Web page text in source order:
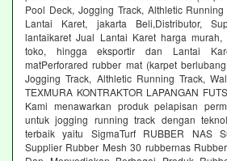
Pool Deck, Jogging Track, Althletic
Lantai Karet, jakarta Beli,Distributor,
lantaikaret Jual Lantai Karet harga murah,
toko, hingga eksportir dan Lantai
matPerforared rubber mat (karpet
Jogging Track, Althletic Running Track,
TEXMURA KONTRAKTOR LAPANGAN
Kami menawarkan produk pelapisan
untuk jogging running track dengan
terbaik yaitu SigmaTurf RUBBER NAS
Supplier Rubber Mesh 30 rubbernas